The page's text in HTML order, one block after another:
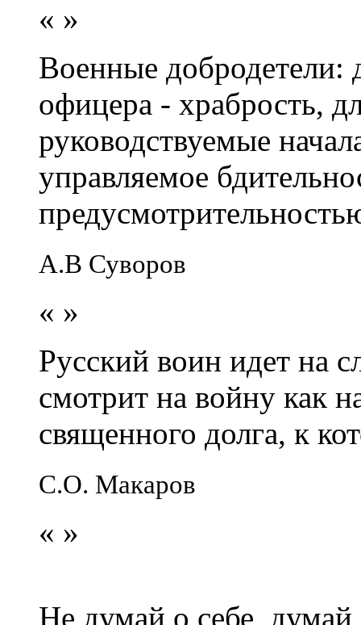
« »
Военные добродетели:
офицера - храбрость,
руководствуемые
управляемое
А.В Суворов
« »
Русский воин идет на
смотрит на войну как
священного долга, к
С.О. Макаров
« »
Не думай о себе,